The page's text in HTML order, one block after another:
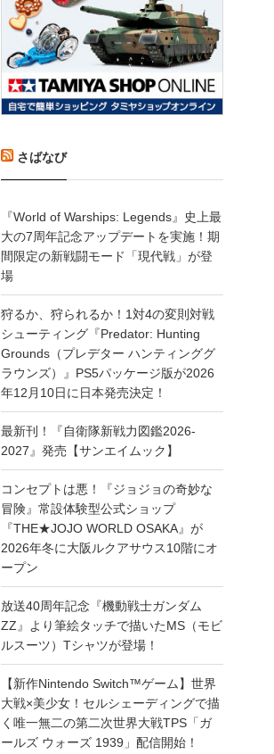
さばなび
『World of Warships: Legends』史上最
大の7周年記念アップデートを実施！期
間限定の新戦闘モード「現代戦」が登
場
狩るか、狩られるか！1対4の変則対戦
シューティング『Predator: Hunting
Grounds（プレデター ハンティンググ
ラウンズ）』PS5パッケージ版が2026
年12月10日に日本発売決定！
最新刊！『自衛隊新戦力図鑑2026-
2027』発売【サンエイムック】
コンセプトは悪！『ジョジョの奇妙な
冒険』常設体験型公式ショップ
『THE★JOJO WORLD OSAKA』が
2026年冬に大阪ルクアサウス10階にオ
ープン
放送40周年記念『機動戦士ガンダム
ZZ』より筆絵タッチで描いたMS（モビ
ルスーツ）Tシャツが登場！
【新作Nintendo Switch™ゲーム】世界
大戦×美少女！セルシェーディングで描
く唯一無二の第二次世界大戦TPS「ガ
ールズ ウォーズ 1939」配信開始！